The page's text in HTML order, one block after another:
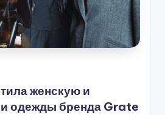
женскую и
одежды бренда Grate